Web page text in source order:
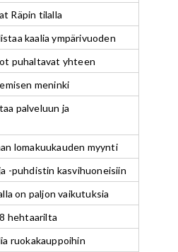
Räpin tilalla
kaalia ympärivuoden
puhaltavat yhteen
meninki
palveluun ja
lomakuukauden myynti
-puhdistin kasvihuoneisiin
on paljon vaikutuksia
hehtaarilta
ruokakauppoihin